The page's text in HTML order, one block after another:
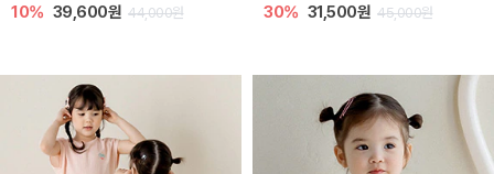
10% 39,600원 44,000원 30% 31,500원 45,000원